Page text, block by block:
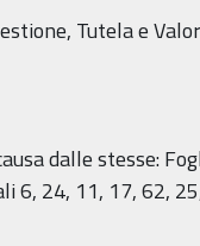
Tutela e
dalle stesse:
6, 24, 11, 17, 62,